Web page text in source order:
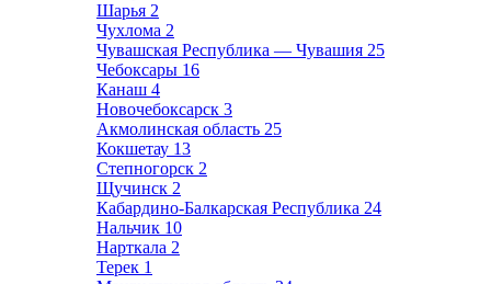
Шарья 2
Чухлома 2
Чувашская Республика — Чувашия 25
Чебоксары 16
Канаш 4
Новочебоксарск 3
Акмолинская область 25
Кокшетау 13
Степногорск 2
Щучинск 2
Кабардино-Балкарская Республика 24
Нальчик 10
Нарткала 2
Терек 1